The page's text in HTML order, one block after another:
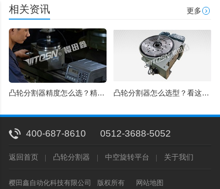
相关资讯 更多
凸轮分割器精度怎么选？精密级和标准级差在哪？ 凸轮分割器怎么选型？看这 5 点就够，20 年老厂经验
400-687-8610 0512-3688-5052
返回首页 凸轮分割器 中空旋转平台 关于我们
樱田鑫自动化科技有限公司 版权所有 网站地图